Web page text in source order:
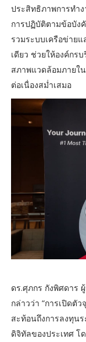
ประสิทธิภาพการทำ
การปฏิบัติตามข้อบัง
รวมระบบเครือข่าย
เดียว ช่วยให้องค์กร
สภาพแวดล้อมภายใ
ต่อเนื่องสม่ำเสมอ
ดร.ศุภกร กังพิศดาร
กล่าวว่า “การเปิดตั
สะท้อนถึงการลงทุน
ดิจิทัลของประเทศ โ